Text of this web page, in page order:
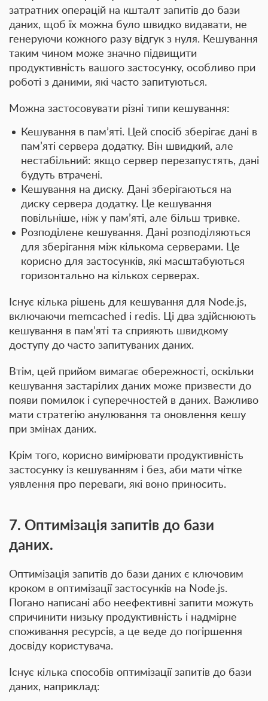
затратних операцій на кшталт запитів до бази
даних, щоб їх можна було швидко видавати, не
генеруючи кожного разу відгук з нуля. Кешування
таким чином може значно підвищити
продуктивність вашого застосунку, особливо при
роботі з даними, які часто запитуються.
Можна застосовувати різні типи кешування:
Кешування в пам’яті. Цей спосіб зберігає дані в
пам’яті сервера додатку. Він швидкий, але
нестабільний: якщо сервер перезапустять, дані
будуть втрачені.
Кешування на диску. Дані зберігаються на
диску сервера додатку. Це кешування
повільніше, ніж у пам’яті, але більш тривке.
Розподілене кешування. Дані розподіляються
для зберігання між кількома серверами. Це
корисно для застосунків, які масштабуються
горизонтально на кількох серверах.
Існує кілька рішень для кешування для Node.js,
включаючи memcached і redis. Ці два здійснюють
кешування в пам’яті та сприяють швидкому
доступу до часто запитуваних даних.
Втім, цей прийом вимагає обережності, оскільки
кешування застарілих даних може призвести до
появи помилок і суперечностей в даних. Важливо
мати стратегію анулювання та оновлення кешу
при змінах даних.
Крім того, корисно вимірювати продуктивність
застосунку із кешуванням і без, аби мати чітке
уявлення про переваги, які воно приносить.
7. Оптимізація запитів до бази
даних.
Оптимізація запитів до бази даних є ключовим
кроком в оптимізації застосунків на Node.js.
Погано написані або неефективні запити можуть
спричинити низьку продуктивність і надмірне
споживання ресурсів, а це веде до погіршення
досвіду користувача.
Існує кілька способів оптимізації запитів до бази
даних, наприклад: